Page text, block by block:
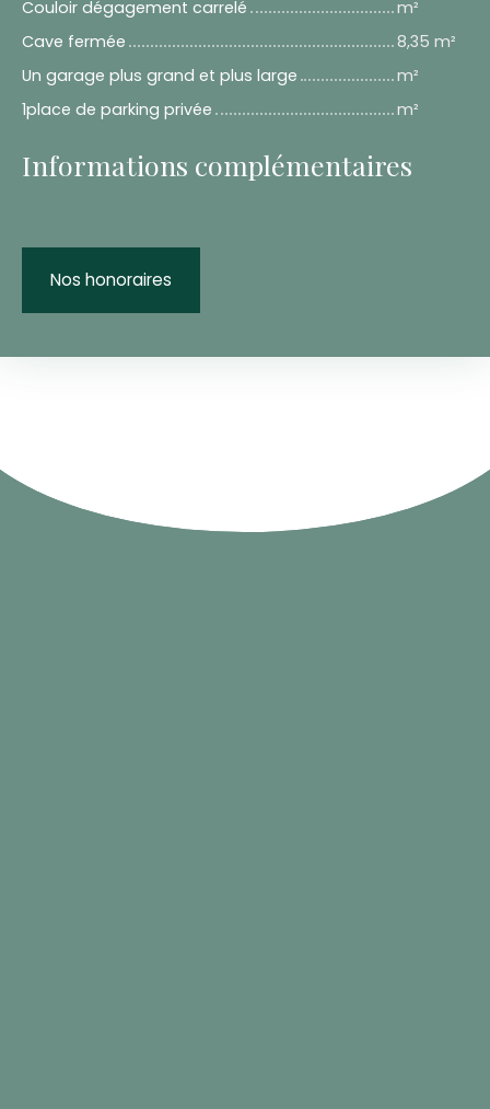
Couloir dégagement carrelé
m²
Cave fermée
8,35 m²
Un garage plus grand et plus large
m²
1place de parking privée
m²
Informations complémentaires
Nos honoraires